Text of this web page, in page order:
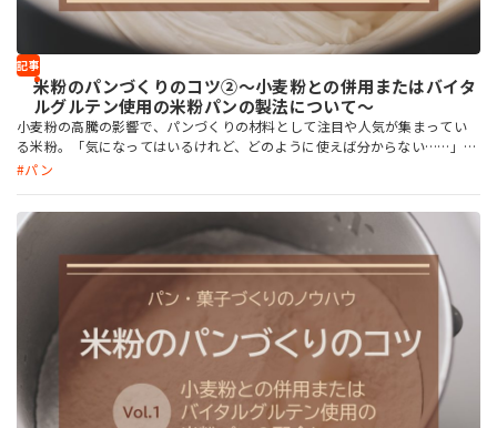
記事
米粉のパンづくりのコツ②～小麦粉との併用またはバイタ
ルグルテン使用の米粉パンの製法について～
小麦粉の高騰の影響で、パンづくりの材料として注目や人気が集まってい
る米粉。「気になってはいるけれど、どのように使えば分からない……」と
いう方も多いのではないでしょうか？ ミヨシ油脂のレシピ開発担当が、米
との併用またはバイタルグルテンを使用する米粉パンの製法について、質問
に答えます。 米粉使用のレシピも多数紹介しています。この機会にぜひ、
米粉を使ってパンを作ってみませんか？
パン